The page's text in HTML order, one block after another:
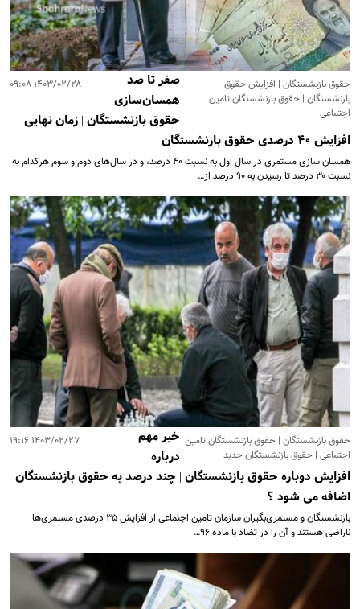
۱۴۰۳/۰۲/۲۸ ۰۹:۰۸
حقوق بازنشستگان | افزایش حقوق
بازنشستگان | حقوق بازنشستگان تامین
اجتماعی
صفر تا صد
همسان‌سازی
حقوق بازنشستگان | زمان نهایی
افزایش ۴۰ درصدی حقوق بازنشستگان
همسان سازی مستمری در سال اول به نسبت ۴۰ درصد، و در سال‌های دوم و سوم هرکدام به
نسبت ۳۰ درصد تا رسیدن به ۹۰ درصد از…
۱۴۰۳/۰۲/۲۷ ۱۹:۱۶
حقوق بازنشستگان | حقوق بازنشستگان تامین
اجتماعی | حقوق بازنشستگان جدید
خبر مهم
درباره
افزایش دوباره حقوق بازنشستگان | چند درصد به حقوق بازنشستگان
اضافه می شود ؟
بازنشستگان و مستمری‌بگیران سازمان تامین اجتماعی از افزایش ۳۵ درصدی مستمری‌ها
ناراضی هستند و آن را در تضاد با ماده ۹۶…